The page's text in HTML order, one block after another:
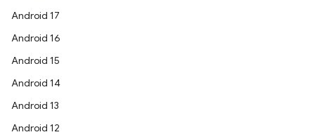
Android 17
Android 16
Android 15
Android 14
Android 13
Android 12